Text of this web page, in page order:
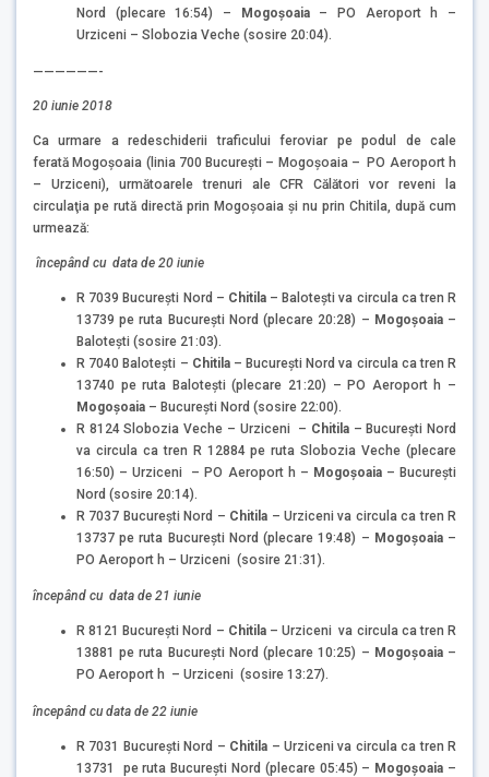
Nord (plecare 16:54) – Mogoşoaia– PO Aeroport h –
Urziceni – Slobozia Veche (sosire 20:04).
——————-
20 iunie 2018
Ca urmare a redeschiderii traficului feroviar pe podul de cale
ferată Mogoşoaia (linia 700 Bucureşti – Mogoşoaia – PO Aeroport h
– Urziceni), următoarele trenuri ale CFR Călători vor reveni la
circulaţia pe rută directă prin Mogoşoaia şi nu prin Chitila, după cum
urmează:
începând cu data de 20 iunie
R 7039 Bucureşti Nord – Chitila – Baloteşti va circula ca tren R
13739 pe ruta Bucureşti Nord (plecare 20:28) – Mogoşoaia–
Baloteşti (sosire 21:03).
R 7040 Baloteşti – Chitila– Bucureşti Nord va circula ca tren R
13740 pe ruta Baloteşti (plecare 21:20) – PO Aeroport h –
Mogoşoaia – Bucureşti Nord (sosire 22:00).
R 8124 Slobozia Veche – Urziceni – Chitila– Bucureşti Nord
va circula ca tren R 12884 pe ruta Slobozia Veche (plecare
16:50) – Urziceni – PO Aeroport h – Mogoşoaia– Bucureşti
Nord (sosire 20:14).
R 7037 Bucureşti Nord – Chitila – Urziceni va circula ca tren R
13737 pe ruta Bucureşti Nord (plecare 19:48) – Mogoşoaia–
PO Aeroport h – Urziceni (sosire 21:31).
începând cu data de 21 iunie
R 8121 Bucureşti Nord – Chitila – Urziceni va circula ca tren R
13881 pe ruta Bucureşti Nord (plecare 10:25) – Mogoşoaia–
PO Aeroport h – Urziceni (sosire 13:27).
începând cu data de 22 iunie
R 7031 Bucureşti Nord – Chitila – Urziceni va circula ca tren R
13731 pe ruta Bucureşti Nord (plecare 05:45) – Mogoşoaia –